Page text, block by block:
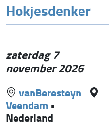
Hokjesdenker
zaterdag 7
november 2026
vanBeresteyn
Veendam •
Nederland